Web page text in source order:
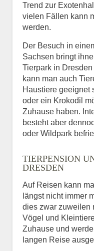
Trend zur
vielen Fällen kann
werden.
Der Besuch in
Sachsen bringt
Tierpark in
kann man auch
Haustiere geeignet
oder ein Krokodil
Zuhause haben.
besteht aber
oder Wildpark
TIERPENSION
DRESDEN
Auf Reisen kann
längst nicht immer
dies zwar zuweilen
Vögel und
Zuhause und
langen Reise